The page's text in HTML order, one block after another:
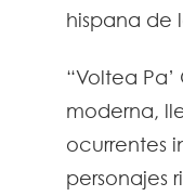
hispana de
“Voltea
moderna,
ocurrentes
personajes